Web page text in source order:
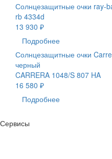
Солнцезащитные очки ray-
rb 4334d
13 930 ₽
Подробнее
Солнцезащитные очки
черный
CARRERA 1048/S 807 HA
16 580 ₽
Подробнее
Сервисы